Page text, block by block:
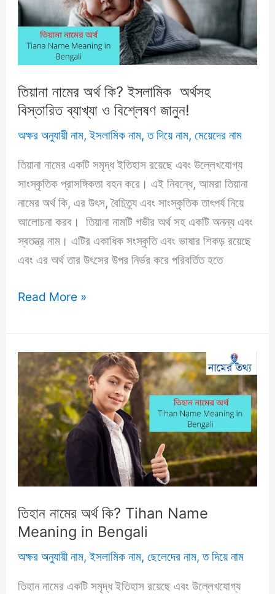
ব্যাখ্যা
ও
বিশ্লেষণ
জানুন!
তিয়ানা নামের অর্থ কি? ইসলামিক অর্থসহ
বিস্তারিত ব্যাখ্যা ও বিশ্লেষণ জানুন!
অক্ষর অনুযায়ী নাম,ইসলামিক নাম,ত দিয়ে নাম,মেয়েদের নাম
তিয়ানা নামের একটি সমৃদ্ধ ইতিহাস রয়েছে এবং উল্লেখযোগ্য
সাংস্কৃতিক প্রাসঙ্গিকতা বহন করে। এই নিবন্ধে, আমরা তিয়ানা
নামের অর্থ কি, এর উৎস, বৈচিত্র্য এবং সাংস্কৃতিক তাৎপর্য নিয়ে
আলোচনা করব। তিয়ানা নামটি গভীর অর্থ সহ একটি অনন্য এবং
স্বতন্ত্র নাম। এটির একাধিক সংস্কৃতি এবং ভাষার শিকড় রয়েছে
এবং এর অর্থ তার উৎসের উপর নির্ভর করে পরিবর্তিত হতে
তিয়ানা
অর্থ
কি?
ইসলামিক
অর্থসহ
বিস্তারিত
ব্যাখ্যা
ও
বিশ্লেষণ
জানুন!
Read More »
তিহান নামের অর্থ কি? Tihan Name
Meaning in Bengali
অক্ষর অনুযায়ী নাম,ইসলামিক নাম,ছেলেদের নাম,ত দিয়ে নাম
তিহান নামের একটি সমৃদ্ধ ইতিহাস রয়েছে এবং উল্লেখযোগ্য